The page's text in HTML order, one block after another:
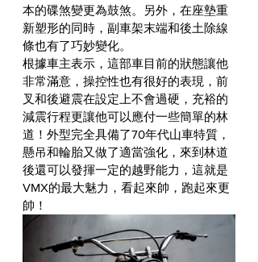
本的碟煞變更為鼓煞。另外，在座墊重
新塑形的同時，副車架末端和後土除線
條也有了巧妙變化。
根據車主表示，這部車目前的狀態讓他
非常滿意，操控性也有很好的表現，前
叉和後避震在設定上不會過硬，充裕的
減震行程更讓他可以應付一些簡單的林
道！外型完全具備了70年代山車特質，
懸吊和輪胎又做了適當強化，來到林道
後還可以發揮一定的越野能力，這就是
VMX的最大魅力，看起來帥，跑起來更
帥！